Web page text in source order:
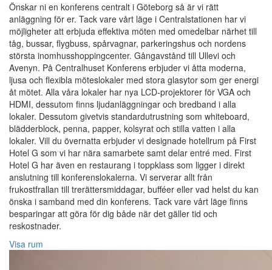
Önskar ni en konferens centralt i Göteborg så är vi rätt
anläggning för er. Tack vare vårt läge i Centralstationen har vi
möjligheter att erbjuda effektiva möten med omedelbar närhet till
tåg, bussar, flygbuss, spårvagnar, parkeringshus och nordens
största inomhusshoppingcenter. Gångavstånd till Ullevi och
Avenyn. På Centralhuset Konferens erbjuder vi åtta moderna,
ljusa och flexibla möteslokaler med stora glasytor som ger energi
åt mötet. Alla våra lokaler har nya LCD-projektorer för VGA och
HDMI, dessutom finns ljudanläggningar och bredband i alla
lokaler. Dessutom givetvis standardutrustning som whiteboard,
blädderblock, penna, papper, kolsyrat och stilla vatten i alla
lokaler. Vill du övernatta erbjuder vi designade hotellrum på First
Hotel G som vi har nära samarbete samt delar entré med. First
Hotel G har även en restaurang i toppklass som ligger i direkt
anslutning till konferenslokalerna. Vi serverar allt från
frukostfrallan till trerättersmiddagar, bufféer eller vad helst du kan
önska i samband med din konferens. Tack vare vårt läge finns
besparingar att göra för dig både när det gäller tid och
reskostnader.
Visa rum